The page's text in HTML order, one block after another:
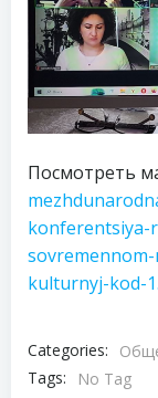
Посмотреть
konferentsiya-
kulturnyj-kod-
Categories:
Tags:
No Tag